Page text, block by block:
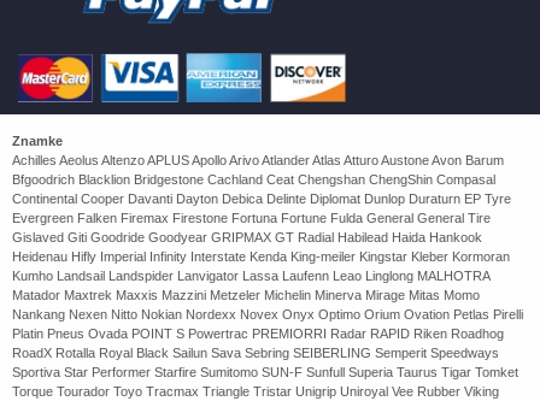
Znamke
Achilles Aeolus Altenzo APLUS Apollo Arivo Atlander Atlas Atturo Austone Avon Barum
Bfgoodrich Blacklion Bridgestone Cachland Ceat Chengshan ChengShin Compasal
Continental Cooper Davanti Dayton Debica Delinte Diplomat Dunlop Duraturn EP Tyre
Evergreen Falken Firemax Firestone Fortuna Fortune Fulda General General Tire
Gislaved Giti Goodride Goodyear GRIPMAX GT Radial Habilead Haida Hankook
Heidenau Hifly Imperial Infinity Interstate Kenda King-meiler Kingstar Kleber Kormoran
Kumho Landsail Landspider Lanvigator Lassa Laufenn Leao Linglong MALHOTRA
Matador Maxtrek Maxxis Mazzini Metzeler Michelin Minerva Mirage Mitas Momo
Nankang Nexen Nitto Nokian Nordexx Novex Onyx Optimo Orium Ovation Petlas Pirelli
Platin Pneus Ovada POINT S Powertrac PREMIORRI Radar RAPID Riken Roadhog
RoadX Rotalla Royal Black Sailun Sava Sebring SEIBERLING Semperit Speedways
Sportiva Star Performer Starfire Sumitomo SUN-F Sunfull Superia Taurus Tigar Tomket
Torque Tourador Toyo Tracmax Triangle Tristar Unigrip Uniroyal Vee Rubber Viking